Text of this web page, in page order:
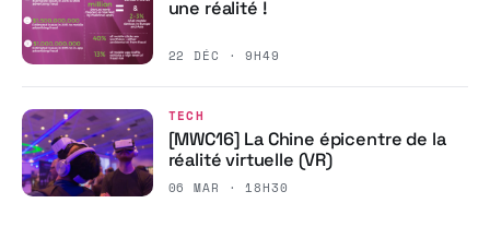
une réalité !
22 DÉC · 9H49
TECH
[MWC16] La Chine épicentre de la
réalité virtuelle (VR)
06 MAR · 18H30